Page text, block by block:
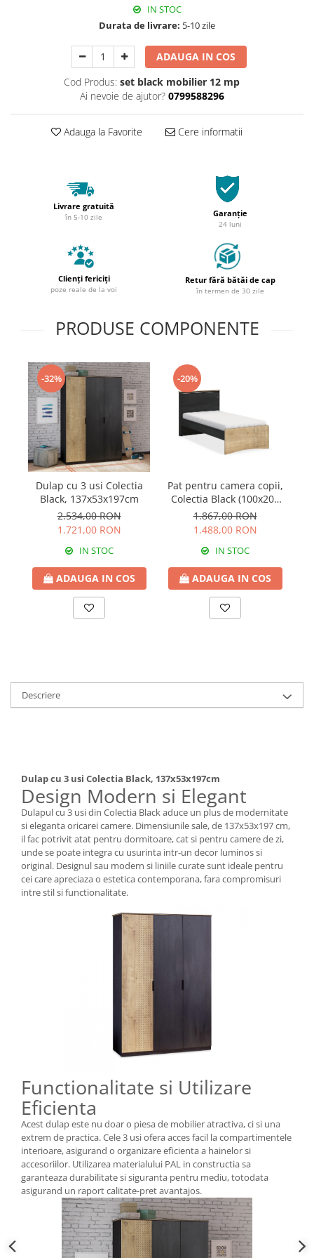
IN STOC
Durata de livrare: 5-10 zile
ADAUGA IN COS
Cod Produs: set black mobilier 12 mp
Ai nevoie de ajutor? 0799588296
Adauga la Favorite Cere informatii
Livrare gratuită
în 5-10 zile Garanție
24 luni
Clienți fericiți
poze reale de la voi
Retur fără bătăi de cap
în termen de 30 zile
PRODUSE COMPONENTE
-32%
Dulap cu 3 usi Colectia
Black, 137x53x197cm
2.534,00 RON
1.721,00 RON
IN STOC
ADAUGA IN COS
-20%
Pat pentru camera copii,
Colectia Black (100x200
cm)
1.867,00 RON
1.488,00 RON
IN STOC
ADAUGA IN COS
Descriere
Dulap cu 3 usi Colectia Black, 137x53x197cm
Design Modern si Elegant
Dulapul cu 3 usi din Colectia Black aduce un plus de modernitate
si eleganta oricarei camere. Dimensiunile sale, de 137x53x197 cm,
il fac potrivit atat pentru dormitoare, cat si pentru camere de zi,
unde se poate integra cu usurinta intr-un decor luminos si
original. Designul sau modern si liniile curate sunt ideale pentru
cei care apreciaza o estetica contemporana, fara compromisuri
intre stil si functionalitate.
Functionalitate si Utilizare
Eficienta
Acest dulap este nu doar o piesa de mobilier atractiva, ci si una
extrem de practica. Cele 3 usi ofera acces facil la compartimentele
interioare, asigurand o organizare eficienta a hainelor si
accesoriilor. Utilizarea materialului PAL in constructia sa
garanteaza durabilitate si siguranta pentru mediu, totodata
asigurand un raport calitate-pret avantajos.